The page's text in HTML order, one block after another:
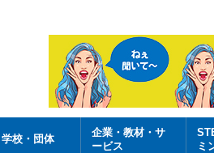
学校・団体
企業・教材・サ
ービス
ミ